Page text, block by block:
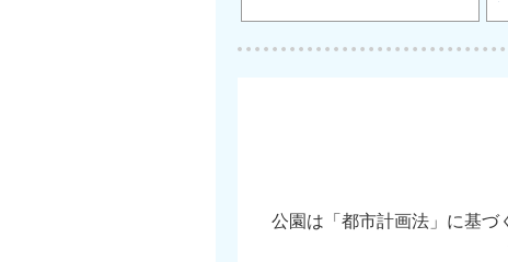
公園は「都市計画法」に基づ